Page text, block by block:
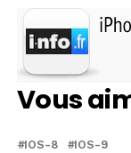
Vous
IOS-8 IOS-9